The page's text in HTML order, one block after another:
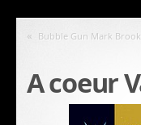
« Bubble Gun Mark
A coeur